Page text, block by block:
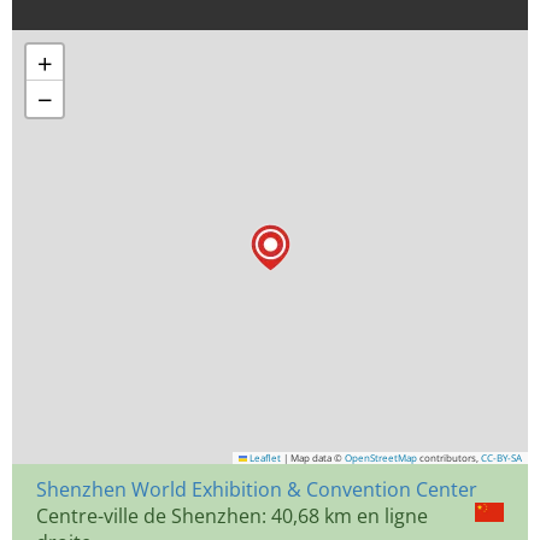
+
−
Leaflet | Map data © OpenStreetMap contributors, CC-BY-SA
Shenzhen World Exhibition & Convention Center
Centre-ville de Shenzhen: 40,68 km en ligne